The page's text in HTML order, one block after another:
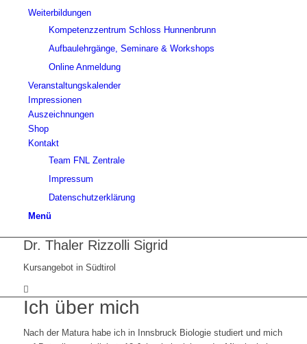
Weiterbildungen
Kompetenzzentrum Schloss Hunnenbrunn
Aufbaulehrgänge, Seminare & Workshops
Online Anmeldung
Veranstaltungskalender
Impressionen
Auszeichnungen
Shop
Kontakt
Team FNL Zentrale
Impressum
Datenschutzerklärung
Menü
Dr. Thaler Rizzolli Sigrid
Kursangebot in Südtirol
Ich über mich
Nach der Matura habe ich in Innsbruck Biologie studiert und mich